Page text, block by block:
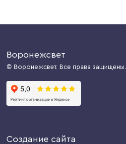
Воронежсвет
© Воронежсвет. Все права защищены.
Создание сайта